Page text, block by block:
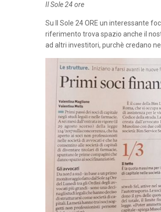
Il Sole 24 ore
Su Il Sole 24 ORE un interessante
riferimento trova spazio anche il
ad altri investitori, purchè credano